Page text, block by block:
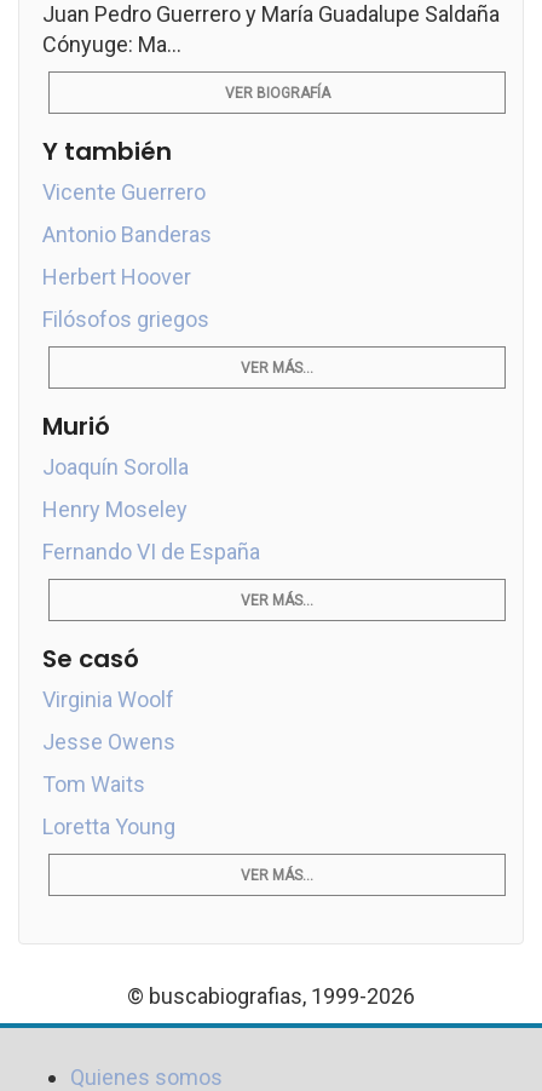
Juan Pedro Guerrero y María Guadalupe Saldaña
Cónyuge: Ma...
VER BIOGRAFÍA
Y también
Vicente Guerrero
Antonio Banderas
Herbert Hoover
Filósofos griegos
VER MÁS...
Murió
Joaquín Sorolla
Henry Moseley
Fernando VI de España
VER MÁS...
Se casó
Virginia Woolf
Jesse Owens
Tom Waits
Loretta Young
VER MÁS...
© buscabiografias, 1999-2026
Quienes somos